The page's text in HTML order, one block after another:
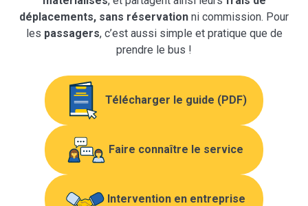
déplacements, sans réservation ni commission. Pour
les passagers, c’est aussi simple et pratique que de
prendre le bus !
Télécharger le guide (PDF)
Faire connaître le service
Intervention en entreprise